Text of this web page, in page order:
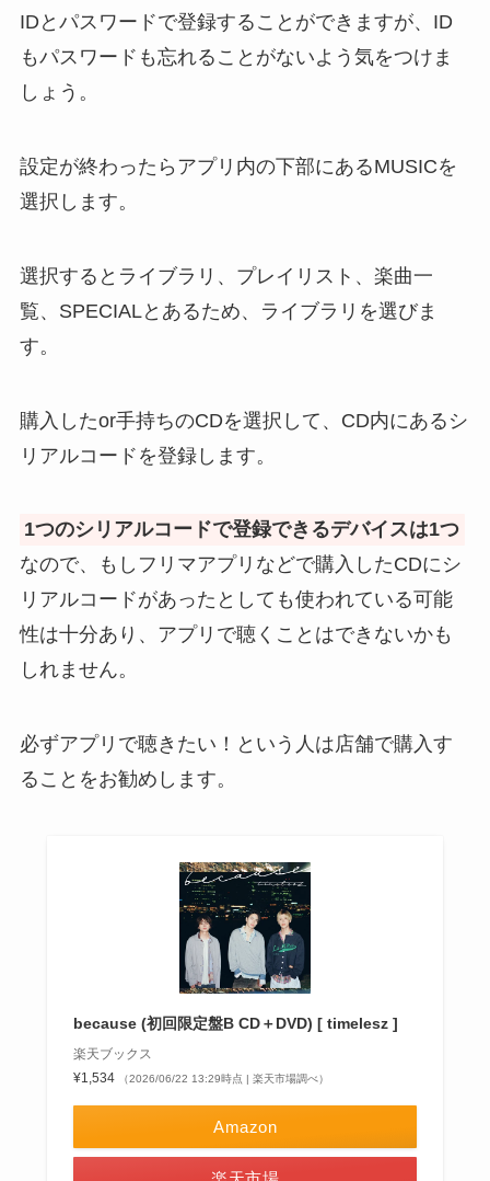
IDとパスワードで登録することができますが、ID
もパスワードも忘れることがないよう気をつけま
しょう。
設定が終わったらアプリ内の下部にあるMUSICを
選択します。
選択するとライブラリ、プレイリスト、楽曲一
覧、SPECIALとあるため、ライブラリを選びま
す。
購入したor手持ちのCDを選択して、CD内にあるシ
リアルコードを登録します。
1つのシリアルコードで登録できるデバイスは1つ
なので、もしフリマアプリなどで購入したCDにシ
リアルコードがあったとしても使われている可能
性は十分あり、アプリで聴くことはできないかも
しれません。
必ずアプリで聴きたい！という人は店舗で購入す
ることをお勧めします。
because (初回限定盤B CD＋DVD) [ timelesz ]
楽天ブックス
¥1,534
（2026/06/22 13:29時点 | 楽天市場調べ）
Amazon